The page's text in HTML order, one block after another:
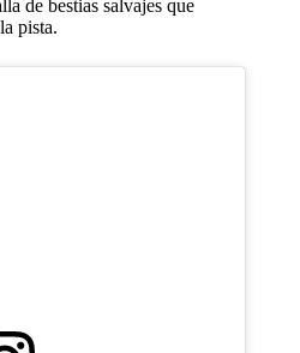
de bestias salvajes que
pista.